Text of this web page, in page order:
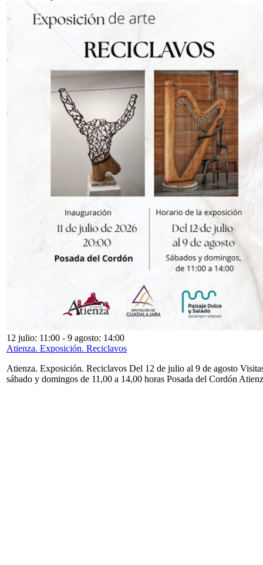
12 julio: 11:00 - 9 agosto: 14:00
Atienza. Exposición. Reciclavos
Atienza. Exposición. Reciclavos Del 12 de julio al 9 de agosto
sábado y domingos de 11,00 a 14,00 horas Posada del Cordón